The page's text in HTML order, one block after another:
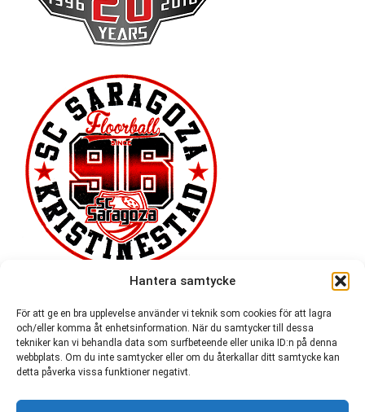
Hantera samtycke
För att ge en bra upplevelse använder vi teknik som cookies för att lagra
och/eller komma åt enhetsinformation. När du samtycker till dessa
tekniker kan vi behandla data som surfbeteende eller unika ID:n på denna
webbplats. Om du inte samtycker eller om du återkallar ditt samtycke kan
detta påverka vissa funktioner negativt.